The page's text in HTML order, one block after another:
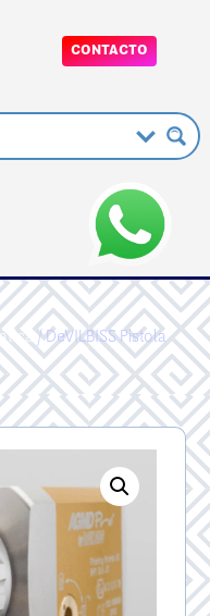
CONTACTO
/ DeVILBISS Pistola